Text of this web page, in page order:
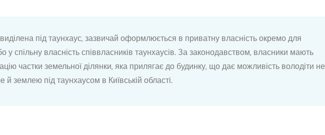
під таунхаус, зазвичай оформлюється в приватну власність окремо для
у спільну власність співвласників таунхаусів. За законодавством, власники мають
частки земельної ділянки, яка прилягає до будинку, що дає можливість володіти не
й землею під таунхаусом в Київській області.